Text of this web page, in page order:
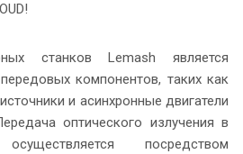
станков Lemash является
компонентов, таких как
и асинхронные двигатели
оптического излучения в
посредством